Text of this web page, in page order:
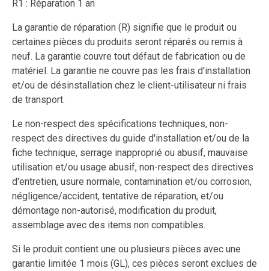
R1 : Réparation 1 an
La garantie de réparation (R) signifie que le produit ou
certaines pièces du produits seront réparés ou remis à
neuf. La garantie couvre tout défaut de fabrication ou de
matériel. La garantie ne couvre pas les frais d'installation
et/ou de désinstallation chez le client-utilisateur ni frais
de transport.
Le non-respect des spécifications techniques, non-
respect des directives du guide d'installation et/ou de la
fiche technique, serrage inapproprié ou abusif, mauvaise
utilisation et/ou usage abusif, non-respect des directives
d'entretien, usure normale, contamination et/ou corrosion,
négligence/accident, tentative de réparation, et/ou
démontage non-autorisé, modification du produit,
assemblage avec des items non compatibles.
Si le produit contient une ou plusieurs pièces avec une
garantie limitée 1 mois (GL), ces pièces seront exclues de